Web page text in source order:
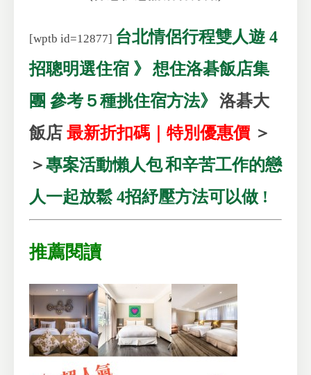
[wptb id=12877] 台北情侶行程雙人遊 4
招聰明選住宿 》
想住洛碁飯店集
團 參考５種挑住宿方法》
洛碁大
飯店 最新折扣碼｜特別優惠價 ＞
＞專案活動懶人包和辛苦工作的戀
人一起放鬆 4招紓壓方法可以做 !
推薦閱讀